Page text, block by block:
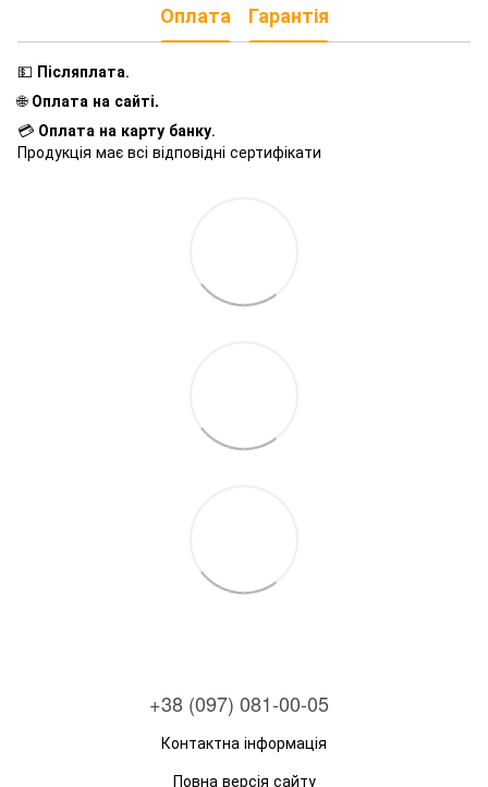
Оплата Гарантія
💵 Післяплата.
🌐 Оплата на сайті.
💳 Оплата на карту банку.
Продукція має всі відповідні сертифікати
+38 (097) 081-00-05
Контактна інформація
Повна версія сайту